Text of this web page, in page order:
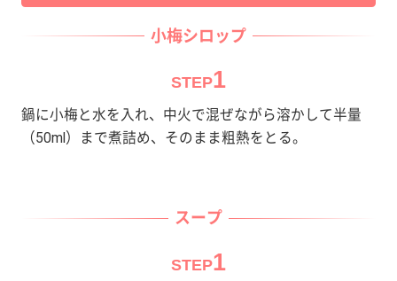
小梅シロップ
STEP1
鍋に小梅と水を入れ、中火で混ぜながら溶かして半量
（50ml）まで煮詰め、そのまま粗熱をとる。
スープ
STEP1